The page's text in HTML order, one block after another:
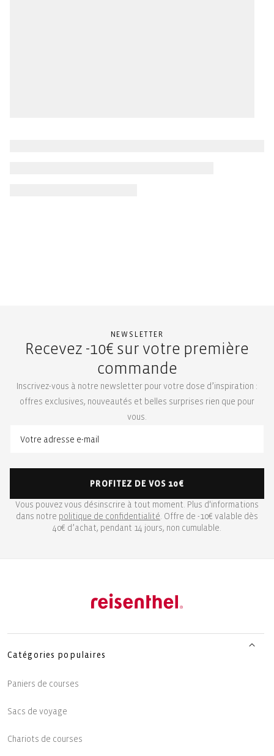
NEWSLETTER
Recevez -10€ sur votre première
commande
Inscrivez-vous à notre newsletter pour votre dose d’inspiration :
offres exclusives, nouveautés et belles surprises rien que pour
vous.
PROFITEZ DE VOS 10€
Vous pouvez vous désinscrire à tout moment. Plus d'informations
dans notre politique de confidentialité. Offre de -10€ valable dès
40€ d’achat, pendant 14 jours, non cumulable.
Catégories populaires
Paniers de courses
Sacs de voyage
Chariots de courses